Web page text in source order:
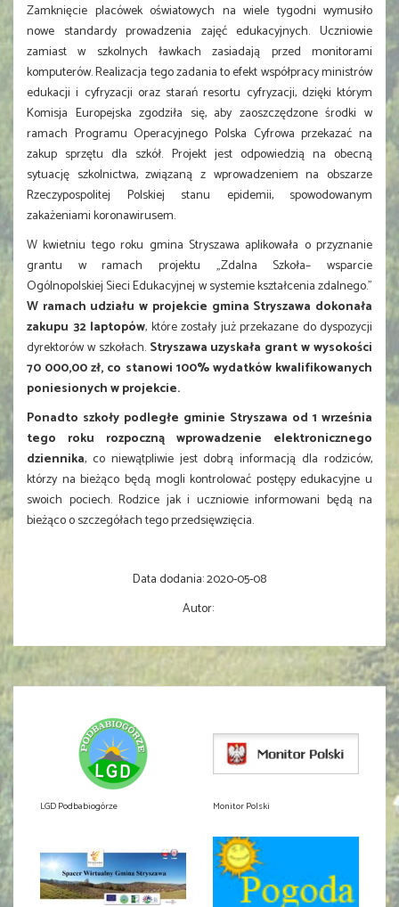
Zamknięcie placówek oświatowych na wiele tygodni wymusiło
nowe standardy prowadzenia zajęć edukacyjnych. Uczniowie
zamiast w szkolnych ławkach zasiadają przed monitorami
komputerów. Realizacja tego zadania to efekt współpracy ministrów
edukacji i cyfryzacji oraz starań resortu cyfryzacji, dzięki którym
Komisja Europejska zgodziła się, aby zaoszczędzone środki w
ramach Programu Operacyjnego Polska Cyfrowa przekazać na
zakup sprzętu dla szkół. Projekt jest odpowiedzią na obecną
sytuację szkolnictwa, związaną z wprowadzeniem na obszarze
Rzeczypospolitej Polskiej stanu epidemii, spowodowanym
zakażeniami koronawirusem.
W kwietniu tego roku gmina Stryszawa aplikowała o przyznanie
grantu w ramach projektu „Zdalna Szkoła– wsparcie
Ogólnopolskiej Sieci Edukacyjnej w systemie kształcenia zdalnego."
W ramach udziału w projekcie gmina Stryszawa dokonała
zakupu 32 laptopów, które zostały już przekazane do dyspozycji
dyrektorów w szkołach. Stryszawa uzyskała grant w wysokości
70 000,00 zł, co stanowi 100% wydatków kwalifikowanych
poniesionych w projekcie.
Ponadto szkoły podległe gminie Stryszawa od 1 września
tego roku rozpoczną wprowadzenie elektronicznego
dziennika, co niewątpliwie jest dobrą informacją dla rodziców,
którzy na bieżąco będą mogli kontrolować postępy edukacyjne u
swoich pociech. Rodzice jak i uczniowie informowani będą na
bieżąco o szczegółach tego przedsięwzięcia.
Data dodania:2020-05-08
Autor:
LGD Podbabiogórze Monitor Polski